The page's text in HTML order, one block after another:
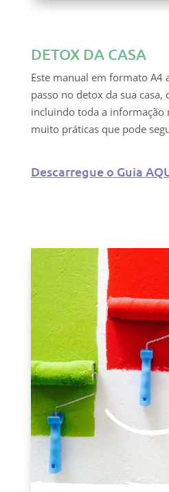
DETOX DA CASA
Este manual em formato A4
passo no detox da sua casa,
incluindo toda a informação
muito práticas que pode
Descarregue o Guia